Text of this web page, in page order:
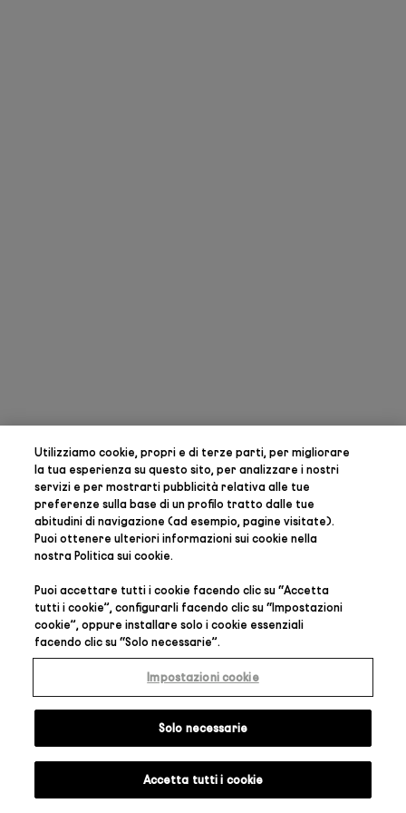
Utilizziamo cookie, propri e di terze parti, permigliorare
la tua esperienza su questo sito, per analizzare i nostri
servizi e per mostrarti pubblicità relativa alle tue
preferenze sulla base di un profilo tratto dalle tue
abitudini di navigazione (ad esempio, pagine visitate).
Puoi ottenere ulteriori informazioni sui cookie nella
nostraPolitica sui cookie.
Puoi accettare tutti i cookie facendo clic su “Accetta
tutti i cookie”, configurarli facendo clic su “Impostazioni
cookie”, oppure installare solo i cookie essenziali
facendo clic su “Solo necessarie”.
Impostazioni cookie
Solo necessarie
Accetta tutti i cookie